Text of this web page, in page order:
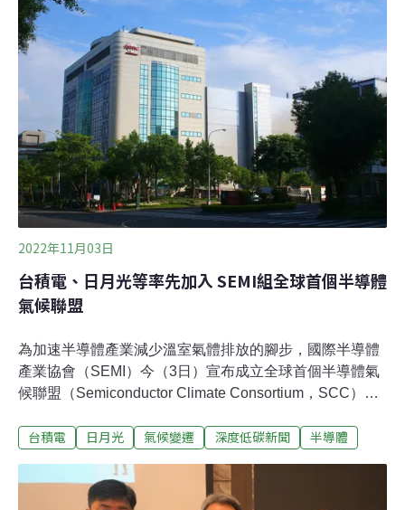
2022年11月03日
台積電、日月光等率先加入 SEMI組全球首個半導體
氣候聯盟
為​​加速半導體產業減少溫室氣體排放的腳步，國際半導體
產業協會（SEMI）今（3日）宣布成立全球首個半導體氣
候聯盟（Semiconductor Climate Consortium，SCC），
參與，台灣有五家企業加入，由日月光、台積電、南亞
球首個半導體產業鏈聯盟 目標2050淨零碳排SEMI今（3
日）發布新聞稿指出，全球半導體氣候聯盟（SCC）為全
台積電 日月光 氣候變遷 深度低碳新聞 半導體